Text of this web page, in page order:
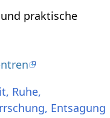
praktische
Ruhe,
Entsagung